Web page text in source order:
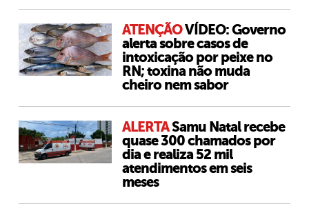
ATENÇÃOVÍDEO: Governo
alerta sobre casos de
intoxicação por peixe no
RN; toxina não muda
cheiro nem sabor
ALERTASamu Natal recebe
quase 300 chamados por
dia e realiza 52 mil
atendimentos em seis
meses